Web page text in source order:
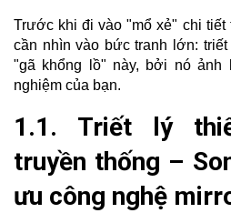
Trước khi đi vào "mổ xẻ" chi tiết
cần nhìn vào bức tranh lớn:
"gã khổng lồ" này, bởi nó ảnh
nghiệm của bạn.
1.1. Triết lý
truyền thống –
ưu công nghệ